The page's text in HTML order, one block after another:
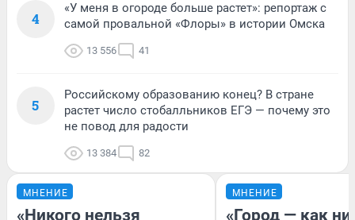
4
«У меня в огороде больше растет»: репортаж с
самой провальной «Флоры» в истории Омска
13 556 41
5
Российскому образованию конец? В стране
растет число стобалльников ЕГЭ — почему это
не повод для радости
13 384 82
МНЕНИЕ
«Никого нельзя
МНЕНИЕ
«Город — как